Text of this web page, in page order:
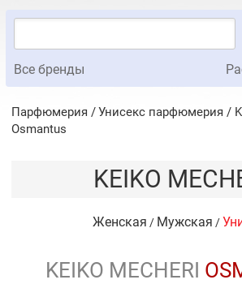
Все бренды
Парфюмерия Унисекс парфюмерия /
Osmantus
KEIKO
Женская / Мужская /
KEIKO MECHERI